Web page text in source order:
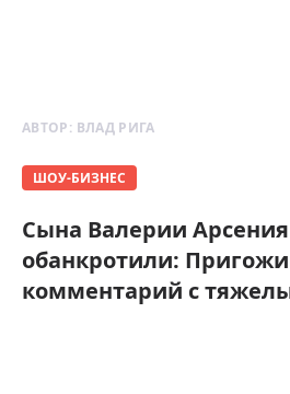
АВТОР: ВЛАД РИГА
ШОУ-БИЗНЕС
Сына Валерии
обанкротили:
комментарий с